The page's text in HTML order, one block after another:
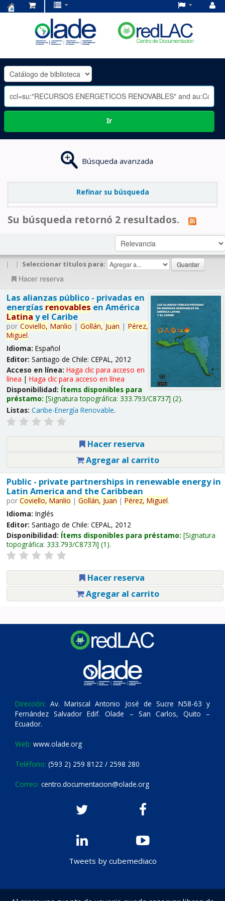
OLADE
-
Ir
Búsqueda avanzada
Refinar su búsqueda
Su búsqueda retornó 2 resultados.
| | Seleccionar títulos para:
Hacer reserva
Las alianzas público - privadas en
energías renovables en América
Latina y el Caribe
por Coviello, Manlio | Gollán, Juan | Pérez,
Miguel.
Idioma: Español
Editor: Santiago de Chile: CEPAL, 2012
Acceso en línea: Haga clic para acceso en
línea | Haga clic para acceso en línea
Disponibilidad: Ítems disponibles para
préstamo: Signatura topográfica: 333.793/C8737 (2).
Listas: Caribe-Energía Renovable.
Hacer reserva
Agregar al carrito
Public - private partnerships in renewable energy in
Latin America and the Caribbean
por Coviello, Manlio | Gollán, Juan | Pérez, Miguel.
Idioma: Inglés
Editor: Santiago de Chile: CEPAL, 2012
Disponibilidad: Ítems disponibles para préstamo: Signatura
topográfica: 333.793/C8737i (1).
Hacer reserva
Agregar al carrito
Dirección: Av. Mariscal Antonio José de Sucre N58-63 y
Fernández Salvador Edif. Olade – San Carlos, Quito –
Ecuador.
Web: www.olade.org
Teléfono: (593 2) 259 8122 / 2598 280
Correo: centro.documentacion@olade.org
Tweets by cubemediaco